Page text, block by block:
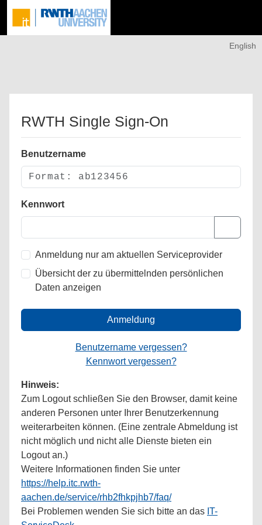
English
RWTH Single Sign-On
Benutzername
Kennwort
Anmeldung nur am aktuellen Serviceprovider
Übersicht der zu übermittelnden persönlichen
Daten anzeigen
Anmeldung
Benutzername vergessen?
Kennwort vergessen?
Hinweis:
Zum Logout schließen Sie den Browser, damit keine
anderen Personen unter Ihrer Benutzerkennung
weiterarbeiten können. (Eine zentrale Abmeldung ist
nicht möglich und nicht alle Dienste bieten ein
Logout an.)
Weitere Informationen finden Sie unter
https://help.itc.rwth-
aachen.de/service/rhb2fhkpjhb7/faq/
Bei Problemen wenden Sie sich bitte an das IT-